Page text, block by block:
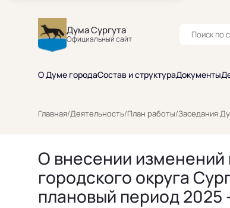
Дума Сургута
Официальный сайт
О Думе городаСостав и структураДокументы
Главная/Деятельность/План работы/Заседания
О внесении
городского округа
плановый период 2025